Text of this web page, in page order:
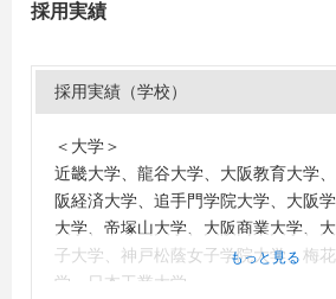
採用実績
採用実績（学校）
＜大学＞
近畿大学、龍谷大学、大阪教育大学
阪経済大学、追手門学院大学、大阪
大学、帝塚山大学、大阪商業大学、
子大学、神戸松蔭女子学院大学、梅
学、日本工業大学
もっと見る